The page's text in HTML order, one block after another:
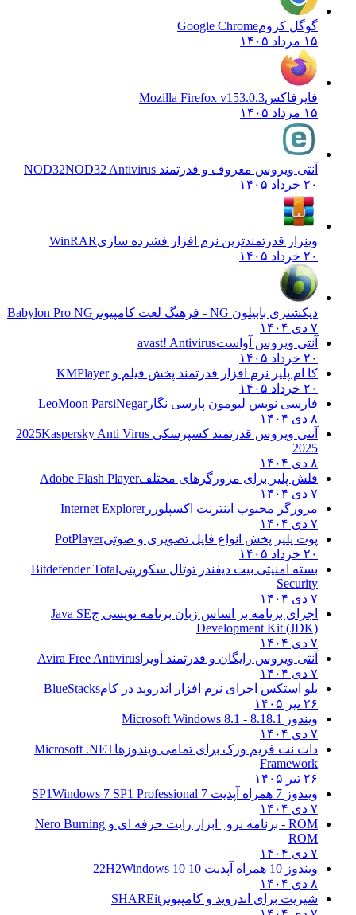
گوگل کروم Google Chrome
فایرفاکسMozilla Firefox v153.0.3
آنتی ویروس معروف و قدرتمند NOD32 NOD32 Antivirus
وینرار قدرتمندترین نرم افزار فشرده سازیWinRAR
دیکشنری بابیلون NG - فرهنگ لغت کامپیوتر
Babylon Pro NG
آنتی ویروس آواستavast! Antivirus
کا ام پلیر نرم افزار قدرتمند پخش فیلم وKMPlayer
فارسی نویس لیومون پارسی نگار LeoMoon ParsiNegar
آنتی ویروس قدرتمند کسپرسکی 2025Kaspersky Anti Virus
فلش پلیر برای مرورگرهای مختلفAdobe Flash Player
مرورگر محبوب اینترنت اکسپلوررInternet Explorer
پوت پلیر پخش انواع فایل تصویری و صوتیPotPlayer
بسته امنیتی بیت دیفندر توتال سکوریتیBitdefender Total
Security
اجرای برنامه بر اساس زبان برنامه نویسی جJava SE
Development Kit (JDK)
آنتی ویروس رایگان و قدرتمند آویراAvira Free Antivirus
بلو استکس اجرای نرم افزار اندروید در کامBlueStacks
ویندوز 8.18.1 - Microsoft Windows 8.1
دات نت فریم ورک برای تمامی ویندوزهاMicrosoft .NET
Framework
ویندوز 7 همراه آپدیت 7 SP1
Windows 7 SP1 Professional
ROM - برنامه نرو | ابزار رایت حرفه ای و
Nero Burning
ROM
ویندوز 10 همراه آپدیت 10 22H2
Windows 10
شیریت برای اندروید و کامپیوترSHAREit